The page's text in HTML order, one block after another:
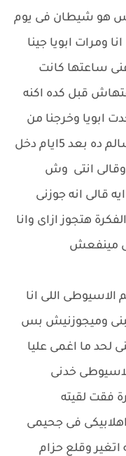
هو شيطان فى يوم
ومرات ابويا جينا
ساعتها كانت
قبل كده اكنه
ابويا وخرجنا من
المزرعة بتاعت الراجل اللى اسمه سالم ده بعد 5ايام دخل
وقالى انتى وش
قالى انه جوزنى
هتجوز ازاى وانا
اللى انا
وميجوزنيش بس
ما اغمى عليا
خدنى
فقت لقيته
فى جحيمى
وقلع حزام